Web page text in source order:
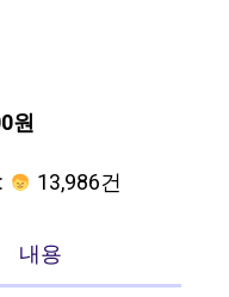
원
13,986건
내용